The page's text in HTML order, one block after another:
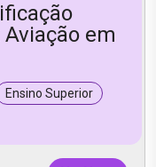
em
Ensino Superior